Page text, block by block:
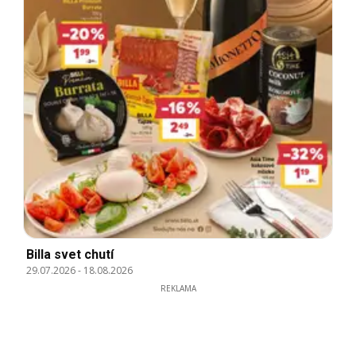
Billa svet chutí
29.07.2026- 18.08.2026
REKLAMA